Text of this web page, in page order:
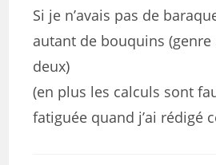
Si je n’avais pas de
autant de bouquins (genre
deux)
(en plus les calculs sont
fatiguée quand j’ai rédigé